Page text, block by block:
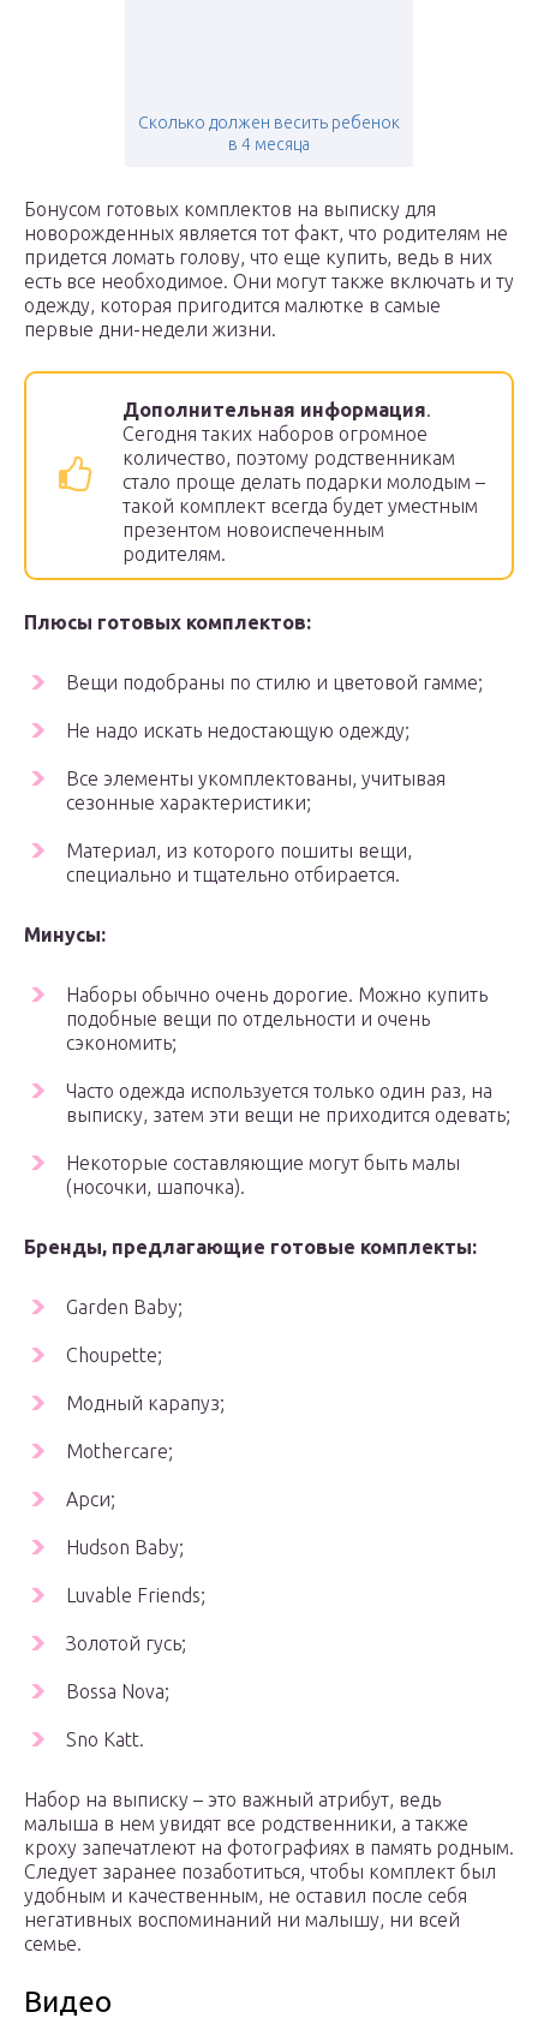
Сколько должен весить ребенок
в 4 месяца
Бонусом готовых комплектов на выписку для
новорожденных является тот факт, что родителям не
придется ломать голову, что еще купить, ведь в них
есть все необходимое. Они могут также включать и ту
одежду, которая пригодится малютке в самые
первые дни-недели жизни.
Дополнительная информация.
Сегодня таких наборов огромное
количество, поэтому родственникам
стало проще делать подарки молодым –
такой комплект всегда будет уместным
презентом новоиспеченным
родителям.
Плюсы готовых комплектов:
Вещи подобраны по стилю и цветовой гамме;
Не надо искать недостающую одежду;
Все элементы укомплектованы, учитывая
сезонные характеристики;
Материал, из которого пошиты вещи,
специально и тщательно отбирается.
Минусы:
Наборы обычно очень дорогие. Можно купить
подобные вещи по отдельности и очень
сэкономить;
Часто одежда используется только один раз, на
выписку, затем эти вещи не приходится одевать;
Некоторые составляющие могут быть малы
(носочки, шапочка).
Бренды, предлагающие готовые комплекты:
Garden Baby;
Choupette;
Модный карапуз;
Mothercare;
Арси;
Hudson Baby;
Luvable Friends;
Золотой гусь;
Bossa Nova;
Sno Katt.
Набор на выписку – это важный атрибут, ведь
малыша в нем увидят все родственники, а также
кроху запечатлеют на фотографиях в память родным.
Следует заранее позаботиться, чтобы комплект был
удобным и качественным, не оставил после себя
негативных воспоминаний ни малышу, ни всей
семье.
Видео